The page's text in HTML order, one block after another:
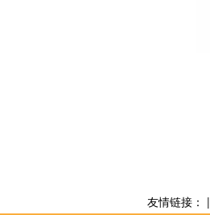
友情链接： |